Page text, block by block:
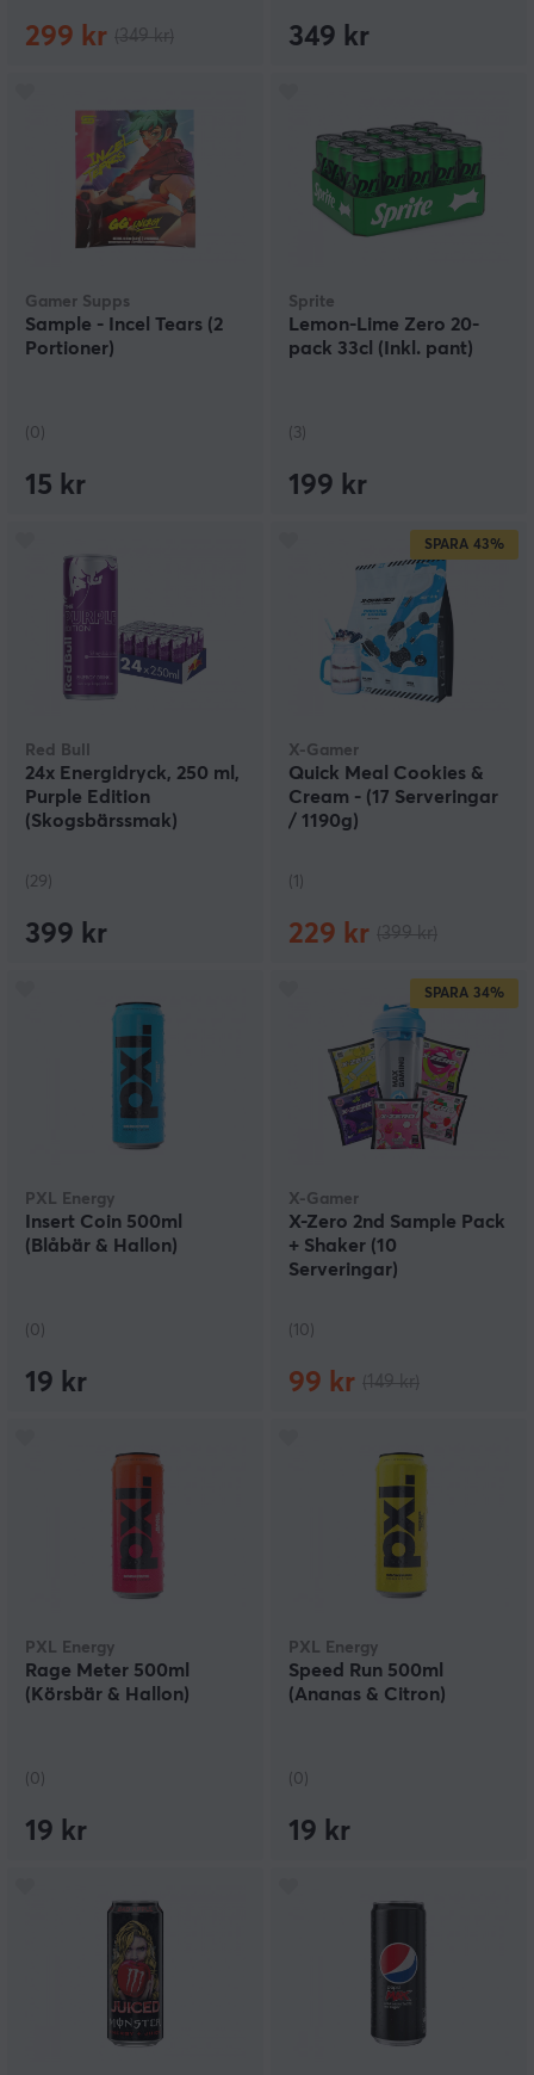
299 kr 349 kr
Gamer Supps
Sample - Incel Tears (2
Portioner)
(0)
15 kr
Sprite
Lemon-Lime Zero 20-
pack 33cl (Inkl. pant)
(3)
199 kr
Red Bull
24x Energidryck, 250 ml,
Purple Edition
(Skogsbärssmak)
(29)
399 kr
SPARA 43%
X-Gamer
Quick Meal Cookies &
Cream - (17 Serveringar
/ 1190g)
(1)
229 kr
PXL Energy
Insert Coin 500ml
(Blåbär & Hallon)
(0)
19 kr
SPARA 34%
X-Gamer
X-Zero 2nd Sample Pack
+ Shaker (10
Serveringar)
(10)
99 kr
PXL Energy
Rage Meter 500ml
(Körsbär & Hallon)
(0)
19 kr
PXL Energy
Speed Run 500ml
(Ananas & Citron)
(0)
19 kr